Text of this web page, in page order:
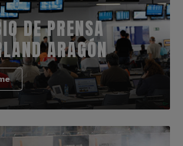
DE PRENSA
ARAGÓN